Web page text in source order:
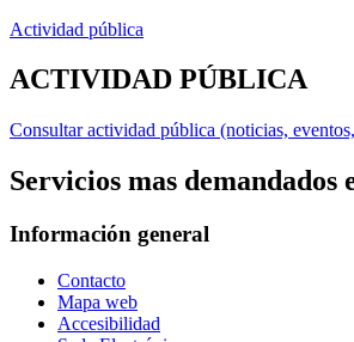
Actividad pública
ACTIVIDAD PÚBLICA
Consultar actividad pública (noticias,
Servicios mas demandados
Información general
Contacto
Mapa web
Accesibilidad